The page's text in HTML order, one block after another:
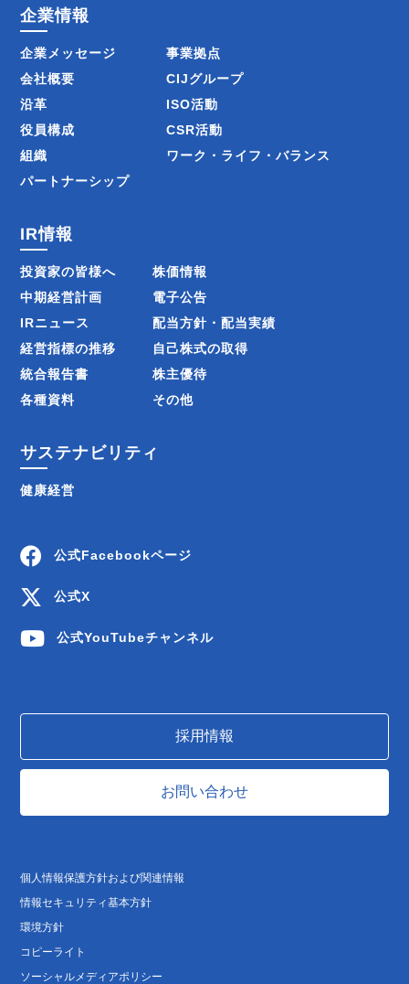
企業情報
企業メッセージ
会社概要
沿革
役員構成
組織
パートナーシップ
事業拠点
CIJグループ
ISO活動
CSR活動
ワーク・ライフ・バランス
IR情報
投資家の皆様へ
中期経営計画
IRニュース
経営指標の推移
統合報告書
各種資料
株価情報
電子公告
配当方針・配当実績
自己株式の取得
株主優待
その他
サステナビリティ
健康経営
公式Facebookページ
公式X
公式YouTubeチャンネル
採用情報
お問い合わせ
個人情報保護方針および関連情報
情報セキュリティ基本方針
環境方針
コピーライト
ソーシャルメディアポリシー